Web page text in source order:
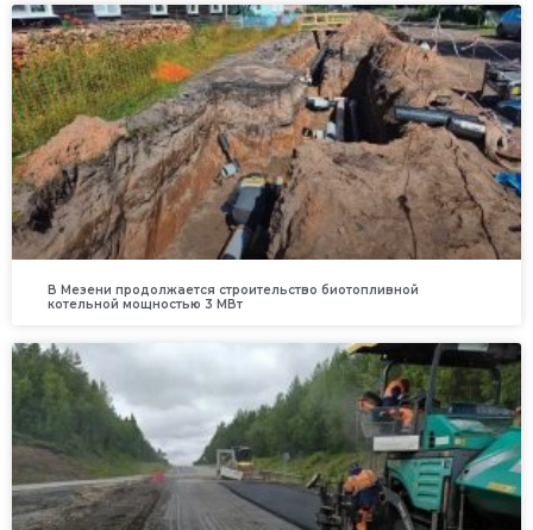
В Мезени продолжается строительство биотопливной
котельной мощностью 3 МВт